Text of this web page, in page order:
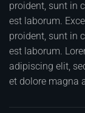
proident, sunt in
est laborum.
proident, sunt in
est laborum.
adipiscing elit,
et dolore magna